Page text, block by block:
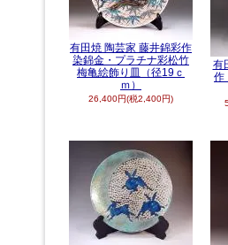
有田焼 陶芸家 藤井錦彩作
染錦金・プラチナ彩松竹
梅亀絵飾り皿（径19ｃ
ｍ）
26,400円(税2,400円)
有
作